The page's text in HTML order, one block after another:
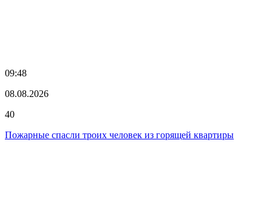
09:48
08.08.2026
40
Пожарные спасли троих человек из горящей квартиры